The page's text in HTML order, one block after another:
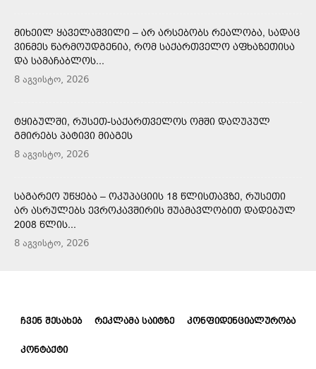
ᲛᲘᲮᲔᲘᲚ ᲧᲐᲕᲔᲚᲐᲨᲕᲘᲚᲘ – ᲐᲠ ᲐᲠᲡᲔᲑᲝᲑᲡ ᲠᲔᲐᲚᲝᲑᲐ, ᲡᲐᲓᲐᲪ
ᲕᲘᲜᲛᲔᲡ ᲬᲐᲠᲛᲝᲣᲓᲒᲔᲜᲘᲐ, ᲠᲝᲛ ᲡᲐᲥᲐᲠᲗᲕᲔᲚᲝ ᲐᲤᲮᲐᲖᲔᲗᲘᲡᲐ
ᲓᲐ ᲡᲐᲛᲐᲩᲐᲑᲚᲝᲡ...
8 აგვისტო, 2026
ᲢᲧᲘᲑᲣᲚᲨᲘ, ᲠᲣᲡᲔᲗ-ᲡᲐᲥᲐᲠᲗᲕᲔᲚᲝᲡ ᲝᲛᲨᲘ ᲓᲐᲦᲣᲞᲣᲚ
ᲒᲛᲘᲠᲔᲑᲡ ᲞᲐᲢᲘᲕᲘ ᲛᲘᲐᲒᲔᲡ
8 აგვისტო, 2026
ᲡᲐᲒᲐᲠᲔᲝ ᲣᲬᲧᲔᲑᲐ – ᲝᲙᲣᲞᲐᲪᲘᲘᲡ 18 ᲬᲚᲘᲡᲗᲐᲕᲖᲔ, ᲠᲣᲡᲔᲗᲘ
ᲐᲠ ᲐᲡᲠᲣᲚᲔᲑᲡ ᲔᲕᲠᲝᲙᲐᲕᲨᲘᲠᲘᲡ ᲨᲣᲐᲛᲐᲕᲚᲝᲑᲘᲗ ᲓᲐᲓᲔᲑᲣᲚ
2008 ᲬᲚᲘᲡ...
8 აგვისტო, 2026
ᲩᲕᲔᲜ ᲨᲔᲡᲐᲮᲔᲑ ᲠᲔᲙᲚᲐᲛᲐ ᲡᲐᲘᲢᲖᲔ ᲙᲝᲜᲤᲘᲓᲔᲜᲪᲘᲐᲚᲣᲠᲝᲑᲐ
ᲙᲝᲜᲢᲐᲥᲢᲘ